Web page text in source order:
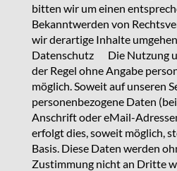
bitten wir um einen
Bekanntwerden von
wir derartige Inhalte
Datenschutz Die Nutzung
der Regel ohne Angabe
möglich. Soweit auf unseren
personenbezogene Daten
Anschrift oder eMail-
erfolgt dies, soweit möglich,
Basis. Diese Daten werden
Zustimmung nicht an Dritte